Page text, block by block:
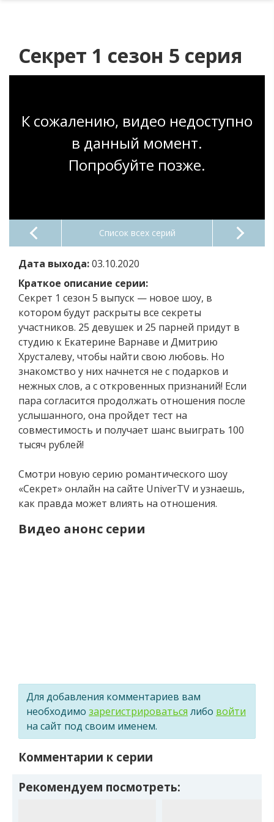
Секрет 1 сезон 5 серия
К сожалению, видео недоступно
в данный момент.
Попробуйте позже.
Список всех серий
Дата выхода:03.10.2020
Краткое описание серии:
Секрет 1 сезон 5 выпуск — новое шоу, в
котором будут раскрыты все секреты
участников. 25 девушек и 25 парней придут в
студию к Екатерине Варнаве и Дмитрию
Хрусталеву, чтобы найти свою любовь. Но
знакомство у них начнется не с подарков и
нежных слов, а с откровенных признаний! Если
пара согласится продолжать отношения после
услышанного, она пройдет тест на
совместимость и получает шанс выиграть 100
тысяч рублей!
Смотри новую серию романтического шоу
«Секрет» онлайн на сайте UniverTV и узнаешь,
как правда может влиять на отношения.
Видео анонс серии
Для добавления комментариев вам
необходимо зарегистрироваться либо войти
на сайт под своим именем.
Комментарии к серии
Рекомендуем посмотреть: